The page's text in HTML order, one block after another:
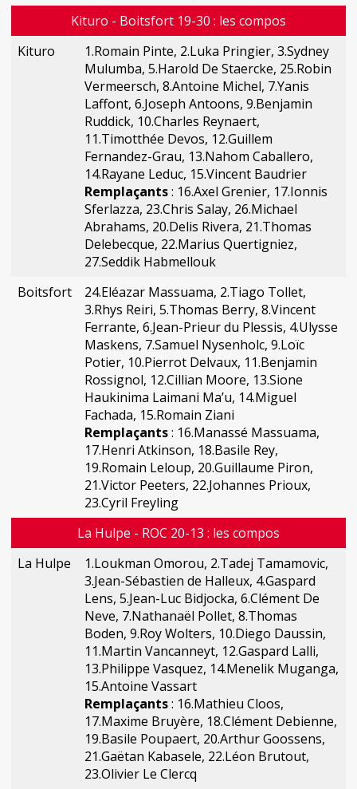
Kituro - Boitsfort 19-30 : les compos
Kituro
1.Romain Pinte, 2.Luka Pringier, 3.Sydney
Mulumba, 5.Harold De Staercke, 25.Robin
Vermeersch, 8.Antoine Michel, 7.Yanis
Laffont, 6.Joseph Antoons, 9.Benjamin
Ruddick, 10.Charles Reynaert,
11.Timotthée Devos, 12.Guillem
Fernandez-Grau, 13.Nahom Caballero,
14.Rayane Leduc, 15.Vincent Baudrier
Remplaçants: 16.Axel Grenier, 17.Ionnis
Sferlazza, 23.Chris Salay, 26.Michael
Abrahams, 20.Delis Rivera, 21.Thomas
Delebecque, 22.Marius Quertigniez,
27.Seddik Habmellouk
Boitsfort
24.Eléazar Massuama, 2.Tiago Tollet,
3.Rhys Reiri, 5.Thomas Berry, 8.Vincent
Ferrante, 6.Jean-Prieur du Plessis, 4.Ulysse
Maskens, 7.Samuel Nysenholc, 9.Loïc
Potier, 10.Pierrot Delvaux, 11.Benjamin
Rossignol, 12.Cillian Moore, 13.Sione
Haukinima Laimani Ma’u, 14.Miguel
Fachada, 15.Romain Ziani
Remplaçants: 16.Manassé Massuama,
17.Henri Atkinson, 18.Basile Rey,
19.Romain Leloup, 20.Guillaume Piron,
21.Victor Peeters, 22.Johannes Prioux,
23.Cyril Freyling
La Hulpe - ROC 20-13 : les compos
La Hulpe
1.Loukman Omorou, 2.Tadej Tamamovic,
3.Jean-Sébastien de Halleux, 4.Gaspard
Lens, 5.Jean-Luc Bidjocka, 6.Clément De
Neve, 7.Nathanaël Pollet, 8.Thomas
Boden, 9.Roy Wolters, 10.Diego Daussin,
11.Martin Vancanneyt, 12.Gaspard Lalli,
13.Philippe Vasquez, 14.Menelik Muganga,
15.Antoine Vassart
Remplaçants: 16.Mathieu Cloos,
17.Maxime Bruyère, 18.Clément Debienne,
19.Basile Poupaert, 20.Arthur Goossens,
21.Gaëtan Kabasele, 22.Léon Brutout,
23.Olivier Le Clercq